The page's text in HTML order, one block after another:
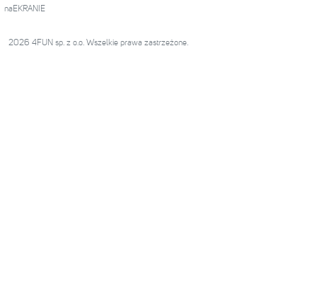
naEKRANIE
2026 4FUN sp. z o.o. Wszelkie prawa zastrzeżone.